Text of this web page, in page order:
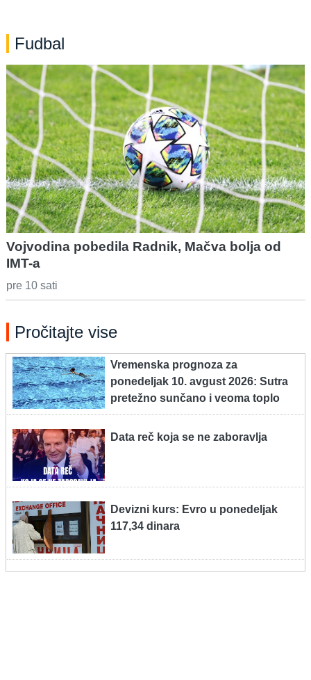
Fudbal
Vojvodina pobedila Radnik, Mačva bolja od
IMT-a
pre 10 sati
Pročitajte vise
Vremenska prognoza za
ponedeljak 10. avgust 2026: Sutra
pretežno sunčano i veoma toplo
Data reč koja se ne zaboravlja
Devizni kurs: Evro u ponedeljak
117,34 dinara